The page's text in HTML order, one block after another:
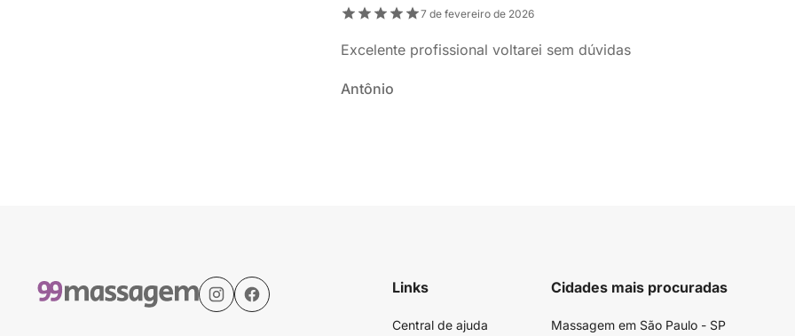
7 de fevereiro de 2026
Excelente profissional voltarei sem dúvidas
Antônio
Links
Central de ajuda
Cidades mais procuradas
Massagem em São Paulo - SP